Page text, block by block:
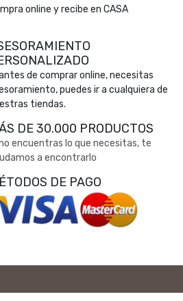
online y recibe en CASA
de comprar online, necesitas
puedes ir a cualquiera de
tiendas.
DE 30.000 PRODUCTOS
encuentras lo que necesitas, te
a encontrarlo
DE PAGO